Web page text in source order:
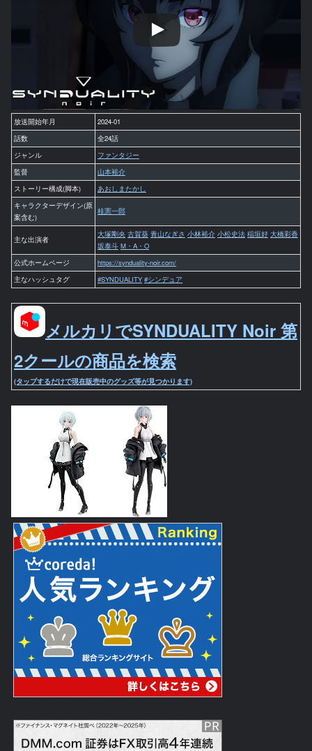
放送開始年月
2024-01
話数
全24話
ジャンル
ファンタジー
監督
山本裕介
ストーリー構成(脚本)
あおしまたかし
キャラクターデザイン(原
案含む)
桂憲一郎
主な出演者
大塚剛央 古賀葵 青山なぎさ 小林裕介 小松史法 稲垣好 大橋彩香
坂泰斗 M・A・O
公式ホームページ
https://synduality-noir.com/
主なハッシュタグ
#SYNDUALITY #シンデュア
メルカリでSYNDUALITY Noir 第
2クールの商品を検索
(タップするだけで現在販売中のグッズ等が見つかります)